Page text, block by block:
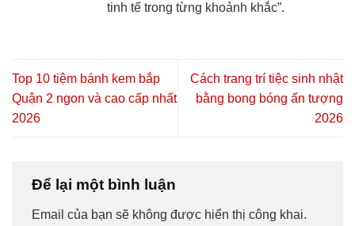
tinh tế trong từng khoảnh khắc”.
Top 10 tiệm bánh kem bắp
Quận 2 ngon và cao cấp nhất
2026
Cách trang trí tiệc sinh nhật
bằng bong bóng ấn tượng
2026
Để lại một bình luận
Email của bạn sẽ không được hiển thị công khai.